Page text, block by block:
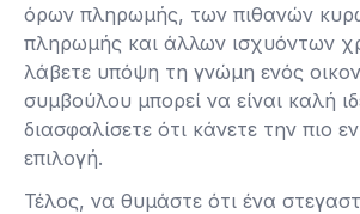
όρων πληρωμής, των πιθανών
πληρωμής και άλλων ισχυόντων
λάβετε υπόψη τη γνώμη ενός
συμβούλου μπορεί να είναι καλή
διασφαλίσετε ότι κάνετε την πιο
επιλογή.
Τέλος, να θυμάστε ότι ένα